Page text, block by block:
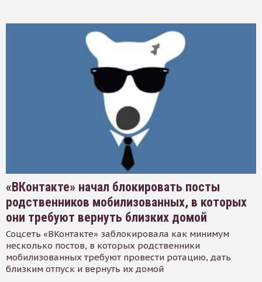
«ВКонтакте» начал блокировать посты
родственников мобилизованных, в которых
они требуют вернуть близких домой
Соцсеть «ВКонтакте» заблокировала как минимум
несколько постов, в которых родственники
мобилизованных требуют провести ротацию, дать
близким отпуск и вернуть их домой